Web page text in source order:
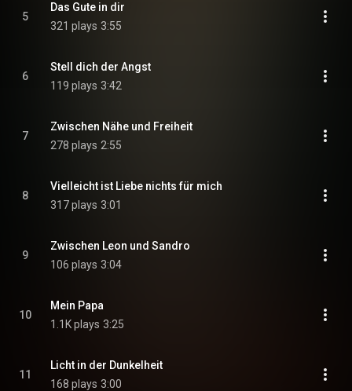
5
Das Gute in dir
321 plays 3:55
6
Stell dich der Angst
119 plays 3:42
7
Zwischen Nähe und Freiheit
278 plays 2:55
8
Vielleicht ist Liebe nichts für mich
317 plays 3:01
9
Zwischen Leon und Sandro
106 plays 3:04
10
Mein Papa
1.1K plays 3:25
11
Licht in der Dunkelheit
168 plays 3:00